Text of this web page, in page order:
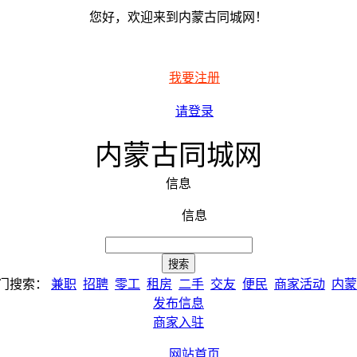
您好，欢迎来到内蒙古同城网！
我要注册
请登录
内蒙古同城网
信息
信息
搜索： 兼职 招聘 零工 租房 二手 交友 便民 商家活动 内
发布信息
商家入驻
网站首页